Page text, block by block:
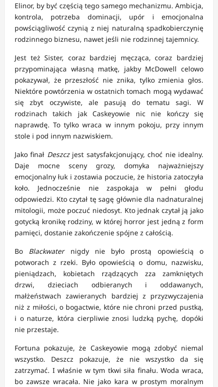
Elinor, by być częścią tego samego mechanizmu. Ambicja,
kontrola, potrzeba dominacji, upór i emocjonalna
powściągliwość czynią z niej naturalną spadkobierczynię
rodzinnego biznesu, nawet jeśli nie rodzinnej tajemnicy.
Jest też Sister, coraz bardziej męcząca, coraz bardziej
przypominająca własną matkę, jakby McDowell celowo
pokazywał, że przeszłość nie znika, tylko zmienia głos.
Niektóre powtórzenia w ostatnich tomach mogą wydawać
się zbyt oczywiste, ale pasują do tematu sagi. W
rodzinach takich jak Caskeyowie nic nie kończy się
naprawdę. To tylko wraca w innym pokoju, przy innym
stole i pod innym nazwiskiem.
Jako finał Deszczjest satysfakcjonujący, choć nie idealny.
Daje mocne sceny grozy, domyka najważniejszy
emocjonalny łuk i zostawia poczucie, że historia zatoczyła
koło. Jednocześnie nie zaspokaja w pełni głodu
odpowiedzi. Kto czytał tę sagę głównie dla nadnaturalnej
mitologii, może poczuć niedosyt. Kto jednak czytał ją jako
gotycką kronikę rodziny, w której horror jest jedną z form
pamięci, dostanie zakończenie spójne z całością.
Bo Blackwaternigdy nie było prostą opowieścią o
potworach z rzeki. Było opowieścią o domu, nazwisku,
pieniądzach, kobietach rządzących zza zamkniętych
drzwi, dzieciach odbieranych i oddawanych,
małżeństwach zawieranych bardziej z przyzwyczajenia
niż z miłości, o bogactwie, które nie chroni przed pustką,
i o naturze, która cierpliwie znosi ludzką pychę, dopóki
nie przestaje.
Fortuna pokazuje, że Caskeyowie mogą zdobyć niemal
wszystko. Deszcz pokazuje, że nie wszystko da się
zatrzymać. I właśnie w tym tkwi siła finału. Woda wraca,
bo zawsze wracała. Nie jako kara w prostym moralnym